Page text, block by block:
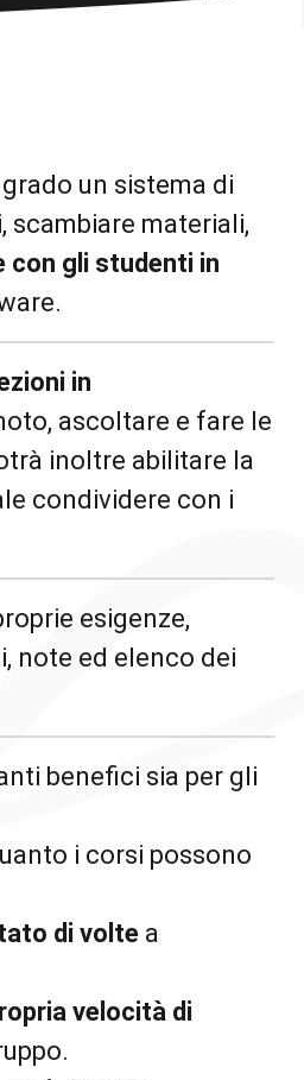
un sistema di
scambiare materiali,
con gli studenti in
in
ascoltare e fare le
inoltre abilitare la
condividere con i
esigenze,
note ed elenco dei
benefici sia per gli
i corsi possono
di volte a
velocità di